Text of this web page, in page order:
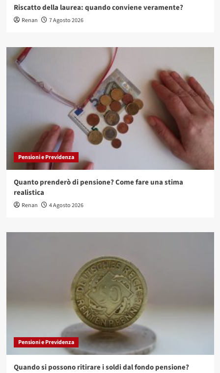
Riscatto della laurea: quando conviene veramente?
Renan 7 Agosto 2026
Pensioni e Previdenza
Quanto prenderò di pensione? Come fare una stima
realistica
Renan 4 Agosto 2026
Pensioni e Previdenza
Quando si possono ritirare i soldi dal fondo pensione?